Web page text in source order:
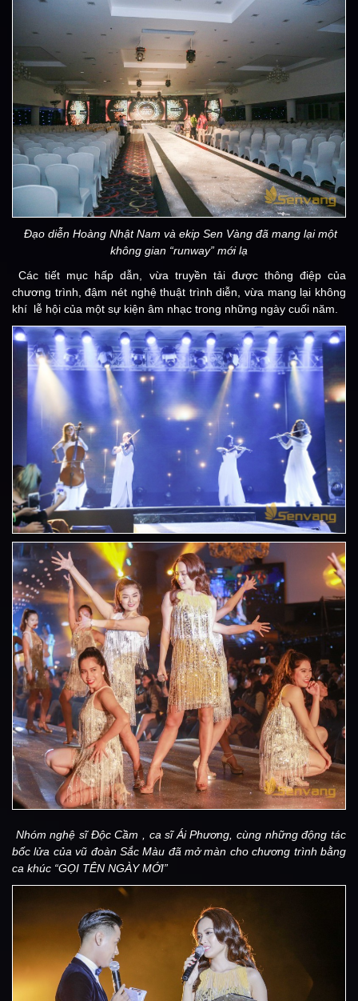
Đạo diễn Hoàng Nhật Nam và ekip Sen Vàng đã mang lại một
không gian “runway” mới lạ
Các tiết mục hấp dẫn, vừa truyền tải được thông điệp của
chương trình, đậm nét nghệ thuật trình diễn, vừa mang lại không
khí lễ hội của một sự kiện âm nhạc trong những ngày cuối năm.
Nhóm nghệ sĩ Độc Cầm , ca sĩ Ái Phương, cùng những động tác
bốc lửa của vũ đoàn Sắc Màu đã mở màn cho chương trình bằng
ca khúc “GỌI TÊN NGÀY MỚI”